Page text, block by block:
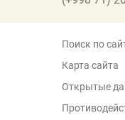
Поиск по
Карта сайта
Открытые